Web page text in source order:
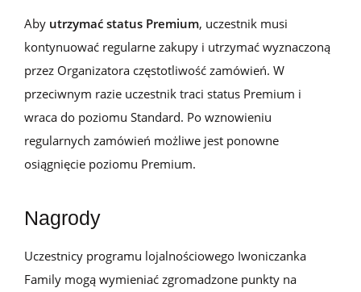
Aby utrzymać status Premium, uczestnik musi
kontynuować regularne zakupy i utrzymać wyznaczoną
przez Organizatora częstotliwość zamówień. W
przeciwnym razie uczestnik traci status Premium i
wraca do poziomu Standard. Po wznowieniu
regularnych zamówień możliwe jest ponowne
osiągnięcie poziomu Premium.
Nagrody
Uczestnicy programu lojalnościowego Iwoniczanka
Family mogą wymieniać zgromadzone punkty na